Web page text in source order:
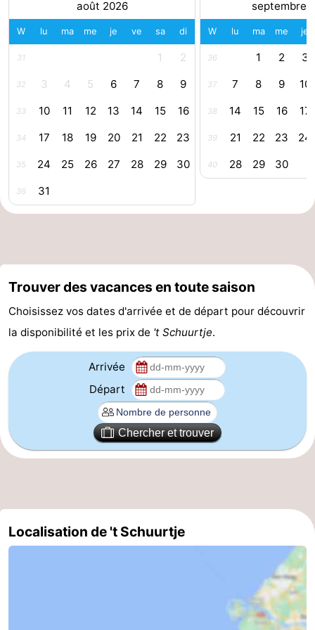
phoques
et
manger
Événements
Pratiques
Forum
Route
Médicales
Région
-
Veere
-
Domburg
-
Vlissingen
-
Nieuwvliet
-
août 2026
W lu ma me je ve sa di
31 1 2
32 3 4 5 6 7 8 9
33 10 11 12 13 14 15 16
34 17 18 19 20 21 22 23
35 24 25 26 27 28 29 30
36 31
septembre
W lu ma me je
36 1 2 3
37 7 8 9 10
38 14 15 16 17
39 21 22 23 24
40 28 29 30
Trouver des vacances en toute saison
Choisissez vos dates d'arrivée et de départ pour découvrir
la disponibilité et les prix de 't Schuurtje.
Arrivée
Départ
Chercher et trouver
Localisation de 't Schuurtje